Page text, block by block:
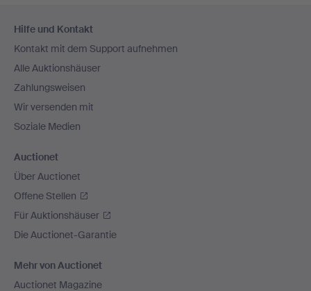
Navigation
Hilfe und Kontakt
Kontakt mit dem Support aufnehmen
Alle Auktionshäuser
Zahlungsweisen
Wir versenden mit
Soziale Medien
Auctionet
Über Auctionet
Offene Stellen
Für Auktionshäuser
Die Auctionet-Garantie
Mehr von Auctionet
Auctionet Magazine